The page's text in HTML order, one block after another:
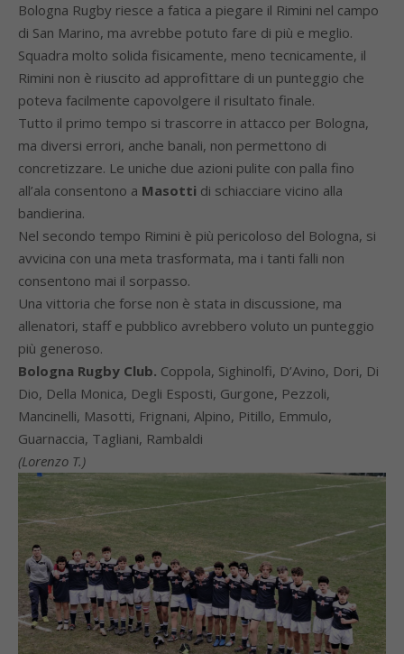
Bologna Rugby riesce a fatica a piegare il Rimini nel campo
di San Marino, ma avrebbe potuto fare di più e meglio.
Squadra molto solida fisicamente, meno tecnicamente, il
Rimini non è riuscito ad approfittare di un punteggio che
poteva facilmente capovolgere il risultato finale.
Tutto il primo tempo si trascorre in attacco per Bologna,
ma diversi errori, anche banali, non permettono di
concretizzare. Le uniche due azioni pulite con palla fino
all’ala consentono a Masotti di schiacciare vicino alla
bandierina.
Nel secondo tempo Rimini è più pericoloso del Bologna, si
avvicina con una meta trasformata, ma i tanti falli non
consentono mai il sorpasso.
Una vittoria che forse non è stata in discussione, ma
allenatori, staff e pubblico avrebbero voluto un punteggio
più generoso.
Bologna Rugby Club. Coppola, Sighinolfi, D’Avino, Dori, Di
Dio, Della Monica, Degli Esposti, Gurgone, Pezzoli,
Mancinelli, Masotti, Frignani, Alpino, Pitillo, Emmulo,
Guarnaccia, Tagliani, Rambaldi
(Lorenzo T.)